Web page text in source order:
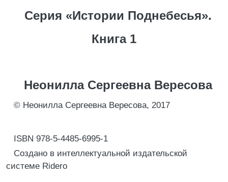
Серия «Истории Поднебесья».
Книга 1
Неонилла Сергеевна Вересова
© Неонилла Сергеевна Вересова, 2017
ISBN 978-5-4485-6995-1
Создано в интеллектуальной издательской
системе Ridero